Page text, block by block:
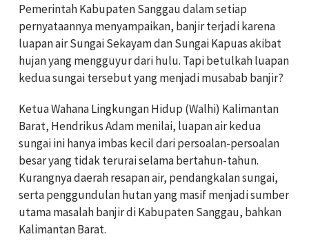
Pemerintah Kabupaten Sanggau dalam setiap
pernyataannya menyampaikan, banjir terjadi karena
luapan air Sungai Sekayam dan Sungai Kapuas akibat
hujan yang mengguyur dari hulu. Tapi betulkah luapan
kedua sungai tersebut yang menjadi musabab banjir?
Ketua Wahana Lingkungan Hidup (Walhi) Kalimantan
Barat, Hendrikus Adam menilai, luapan air kedua
sungai ini hanya imbas kecil dari persoalan-persoalan
besar yang tidak terurai selama bertahun-tahun.
Kurangnya daerah resapan air, pendangkalan sungai,
serta penggundulan hutan yang masif menjadi sumber
utama masalah banjir di Kabupaten Sanggau, bahkan
Kalimantan Barat.